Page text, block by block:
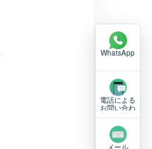
WhatsApp
電話による
お問い合わ
メール